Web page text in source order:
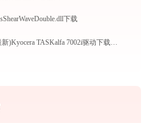
下载
(2025最新)Kyocera TASKalfa 7002i驱动下载（Win10/Win11）图文安装教程